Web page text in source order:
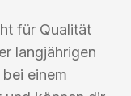
für Qualität
langjährigen
einem